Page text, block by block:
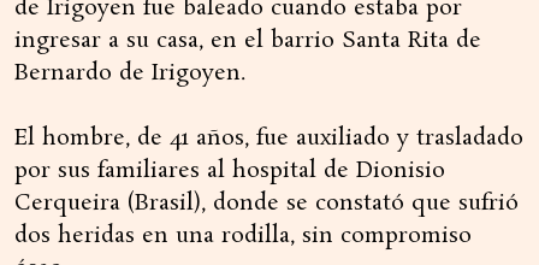
de Irigoyen fue baleado cuando estaba por
ingresar a su casa, en el barrio Santa Rita de
Bernardo de Irigoyen.
El hombre, de 41 años, fue auxiliado y trasladado
por sus familiares al hospital de Dionisio
Cerqueira (Brasil), donde se constató que sufrió
dos heridas en una rodilla, sin compromiso